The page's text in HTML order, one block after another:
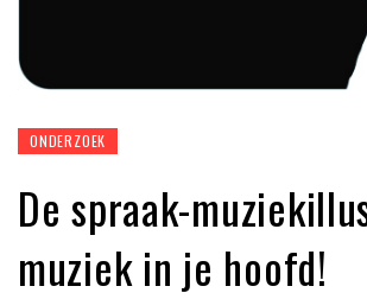
ONDERZOEK
De spraak-
muziek in je hoofd!